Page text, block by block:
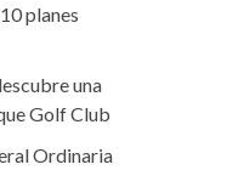
planes
una
Golf Club
Ordinaria